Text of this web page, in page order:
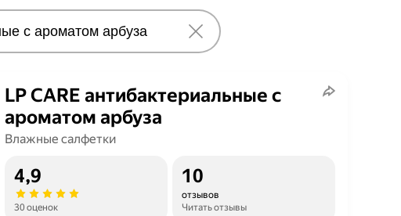
LP CARE антибактериальные с
ароматом арбуза
Влажные салфетки
4,9
30 оценок
10
отзывов
Читать отзывы